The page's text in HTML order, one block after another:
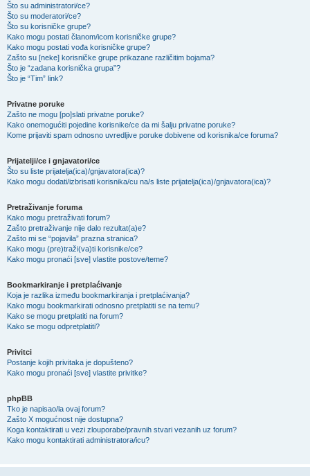
Što su administratori/ce?
Što su moderatori/ce?
Što su korisničke grupe?
Kako mogu postati članom/icom korisničke grupe?
Kako mogu postati vođa korisničke grupe?
Zašto su [neke] korisničke grupe prikazane različitim bojama?
Što je “zadana korisnička grupa”?
Što je “Tim” link?
Privatne poruke
Zašto ne mogu [po]slati privatne poruke?
Kako onemogućiti pojedine korisnike/ce da mi šalju privatne poruke?
Kome prijaviti spam odnosno uvredljive poruke dobivene od korisnika/ce foruma?
Prijatelji/ce i gnjavatori/ce
Što su liste prijatelja(ica)/gnjavatora(ica)?
Kako mogu dodati/izbrisati korisnika/cu na/s liste prijatelja(ica)/gnjavatora(ica)?
Pretraživanje foruma
Kako mogu pretraživati forum?
Zašto pretraživanje nije dalo rezultat(a)e?
Zašto mi se “pojavila” prazna stranica?
Kako mogu (pre)traži(va)ti korisnike/ce?
Kako mogu pronaći [sve] vlastite postove/teme?
Bookmarkiranje i pretplaćivanje
Koja je razlika između bookmarkiranja i pretplaćivanja?
Kako mogu bookmarkirati odnosno pretplatiti se na temu?
Kako se mogu pretplatiti na forum?
Kako se mogu odpretplatiti?
Privitci
Postanje kojih privitaka je dopušteno?
Kako mogu pronaći [sve] vlastite privitke?
phpBB
Tko je napisao/la ovaj forum?
Zašto X mogućnost nije dostupna?
Koga kontaktirati u vezi zlouporabe/pravnih stvari vezanih uz forum?
Kako mogu kontaktirati administratora/icu?